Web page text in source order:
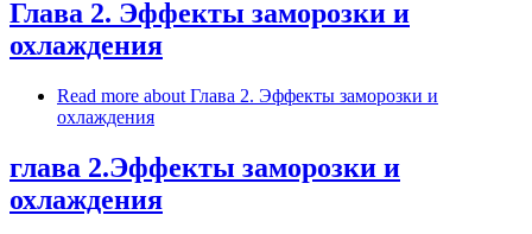
Глава 2. Эффекты заморозки и
охлаждения
Read more about Глава 2. Эффекты заморозки и
охлаждения
глава 2.Эффекты заморозки и
охлаждения